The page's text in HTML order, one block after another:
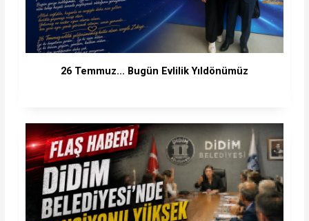
26 Temmuz... Bugün Evlilik Yıldönümüz